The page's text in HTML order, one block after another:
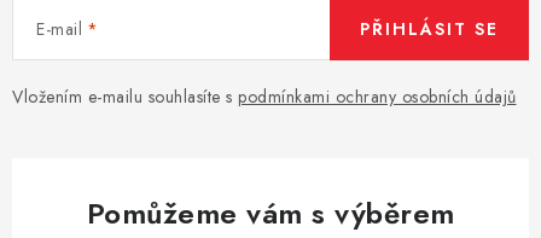
E-mail
Vložením e-mailu souhlasíte s podmínkami ochrany osobních údajů
PŘIHLÁSIT SE
Pomůžeme vám s výběrem